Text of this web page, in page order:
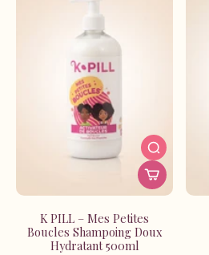
K PILL – Mes Petites
Boucles Shampoing Doux
Hydratant 500ml